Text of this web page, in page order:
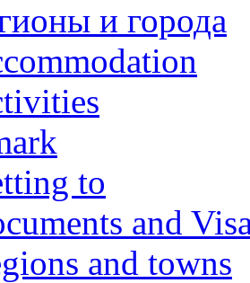
и города
to
and
and towns